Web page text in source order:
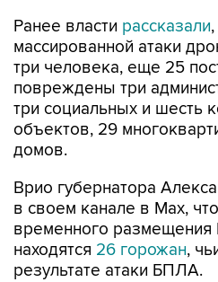
Ранее власти рассказали
массированной атаки
три человека, еще 25
повреждены три
три социальных и шесть
объектов, 29
домов.
Врио губернатора
в своем канале в Мах,
временного размещения
находятся 26 горожан,
результате атаки БПЛА.